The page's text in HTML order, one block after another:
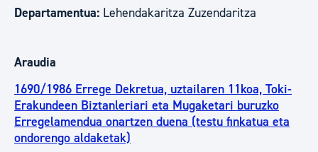
Departamentua: Lehendakaritza Zuzendaritza
Araudia
1690/1986 Errege Dekretua, uztailaren 11koa, Toki-
Erakundeen Biztanleriari eta Mugaketari buruzko
Erregelamendua onartzen duena (testu finkatua eta
ondorengo aldaketak)